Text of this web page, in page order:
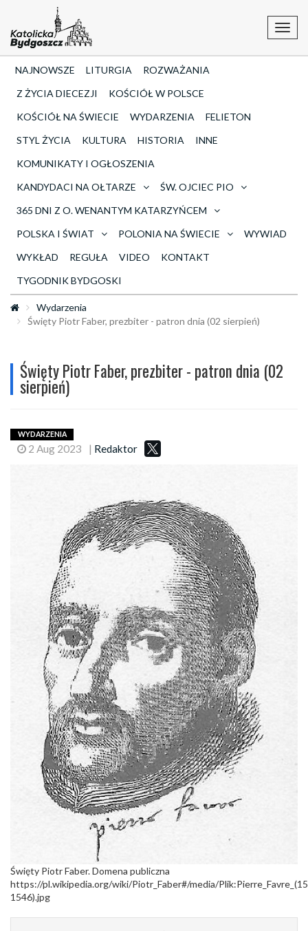
NAJNOWSZE LITURGIA
ROZWAŻANIA
Z ŻYCIA DIECEZJI
KOŚCIÓŁ W POLSCE
KOŚCIÓŁ NA ŚWIECIE
WYDARZENIA
FELIETON
STYL ŻYCIA
KULTURA HISTORIA
INNE
KOMUNIKATY I OGŁOSZENIA
KANDYDACI NA OŁTARZE
ŚW. OJCIEC PIO
365 DNI Z O. WENANTYM KATARZYŃCEM
POLSKA I ŚWIAT
POLONIA NA ŚWIECIE
WYWIAD
WYKŁAD
REGUŁA VIDEO
KONTAKT
TYGODNIK BYDGOSKI
Wydarzenia
Święty Piotr Faber, prezbiter - patron dnia (02 sierpień)
Święty Piotr Faber, prezbiter - patron dnia (02
sierpień)
WYDARZENIA
2 Aug 2023 | Redaktor
Święty Piotr Faber. Domena publiczna
https://pl.wikipedia.org/wiki/Piotr_Faber#/media/
1546).jpg